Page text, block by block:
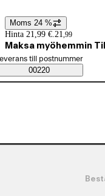
Prisinformation
Moms 24 %
Hinta 21,99 €. 21 ,99
Maksa myöhemmin
Saatavuustiedot
beställningssätt
till postnummer
00220